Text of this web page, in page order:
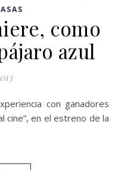
como
azul
cine”, en el estreno de la